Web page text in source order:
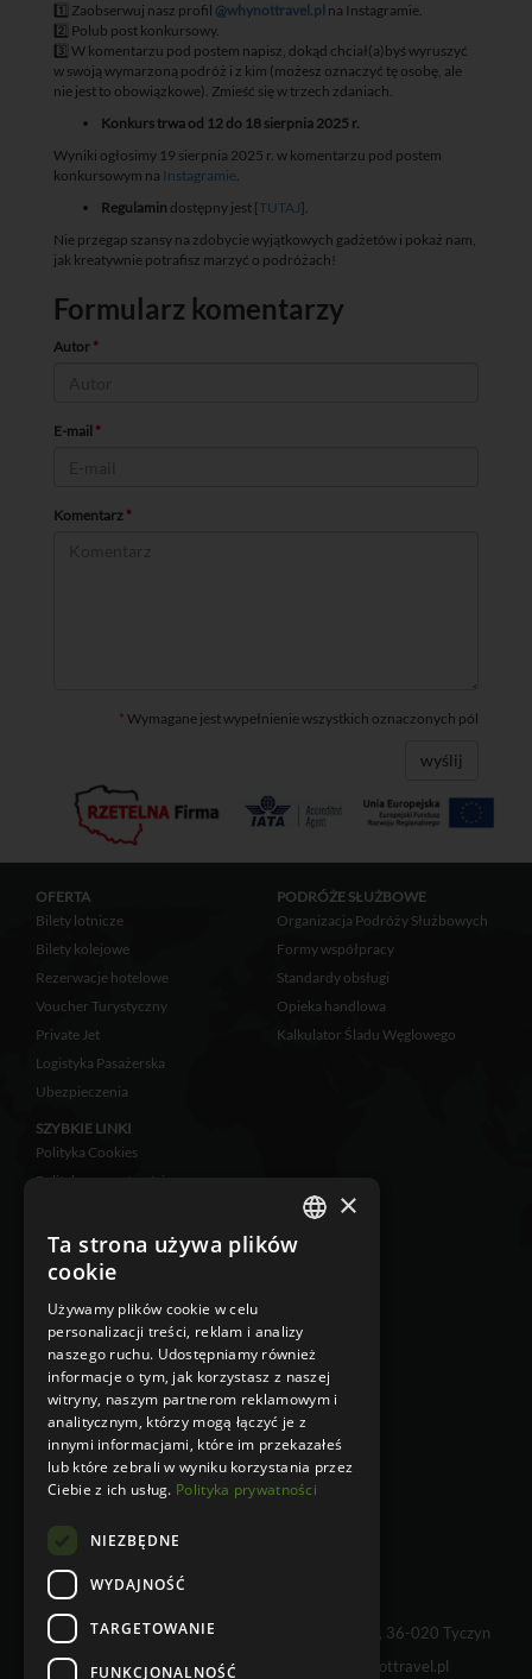
1️⃣ Zaobserwuj nasz profil @whynottravel.pl na Instagramie.
2️⃣ Polub post konkursowy.
3️⃣ W komentarzu pod postem napisz, dokąd chciał(a)byś wyruszyć
w swoją wymarzoną podróż i z kim (możesz oznaczyć tę osobę, ale
nie jest to obowiązkowe). Zmieść się w trzech zdaniach.
Konkurs trwa od 12 do 18 sierpnia 2025 r.
Wyniki ogłosimy 19 sierpnia 2025 r. w komentarzu pod postem
konkursowym na Instagramie.
Regulamin dostępny jest [TUTAJ].
Nie przegap szansy na zdobycie wyjątkowych gadżetów i pokaż nam,
jak kreatywnie potrafisz marzyć o podróżach!
Formularz komentarzy
Autor *
E-mail *
Komentarz *
* Wymagane jest wypełnienie wszystkich oznaczonych pól
wyślij
WHY NOT TRAVEL sp. z o.o., Kielnarowa 108 A, 36-020 Tyczyn
tel. +48 17 230 68 01 e-mail:
info@whynottravel.pl
OFERTA
Bilety lotnicze
Bilety kolejowe
Rezerwacje hotelowe
Voucher Turystyczny
Private Jet
Logistyka Pasażerska
Ubezpieczenia
PODRÓŻE SŁUŻBOWE
Organizacja Podróży Służbowych
Formy współpracy
Standardy obsługi
Opieka handlowa
Kalkulator Śladu Węglowego
SZYBKIE LINKI
Polityka Cookies
Polityka prywatności
Klauzula informacyjna
RODO
Klauzula Informacyjna w
przypadku zbierania danych
osobowych niebezpośrednio od
osoby, której dane dotyczą
Klauzula Informacyjna w
przypadku zbierania danych
osobowych bezpośrednio od osoby,
której dane dotyczą
×
Ta strona używa plików
cookie
Używamy plików cookie w celu
personalizacji treści, reklam i analizy
naszego ruchu. Udostępniamy również
informacje o tym, jak korzystasz z naszej
witryny, naszym partnerom reklamowym i
analitycznym, którzy mogą łączyć je z
innymi informacjami, które im przekazałeś
lub które zebrali w wyniku korzystania przez
Ciebie z ich usług. Polityka prywatności
NIEZBĘDNE
WYDAJNOŚĆ
TARGETOWANIE
FUNKCJONALNOŚĆ